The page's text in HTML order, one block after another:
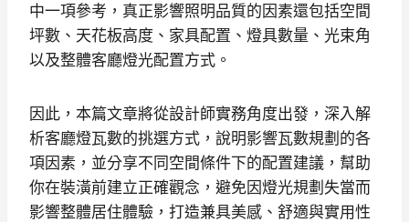
中一項參考，真正影響照明品質的因素還包括空間
坪數、天花板高度、家具配置、燈具數量、光束角
以及整體客廳燈光配置方式。
因此，本篇文章將從設計師實務角度出發，深入解
析客廳燈瓦數的挑選方式，說明影響瓦數規劃的各
項因素，並分享不同空間條件下的配置建議，幫助
你在裝潢前建立正確觀念，避免因燈光規劃失當而
影響整體居住體驗，打造兼具美感、舒適與實用性